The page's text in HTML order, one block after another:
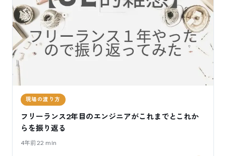
現場の渡り方
フリーランス2年目のエンジニアがこれまでとこれか
らを振り返る
4年前22 min